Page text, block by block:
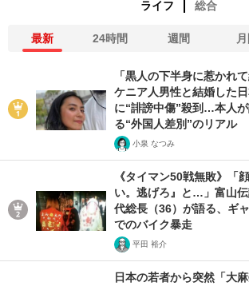
ライフ 総合
最新 24時間 週間
「黒人の下半身に惹かれ
ケニア人男性と結婚した日
に“誹謗中傷”殺到…本人
る“外国人差別”のリアル
小泉 なつみ
《タイマン50戦無敗》「
い。逃げろ』と…」富山
代総長（36）が語る、ギ
でのバイク暴走
平田 裕介
日本の若者から突然「大